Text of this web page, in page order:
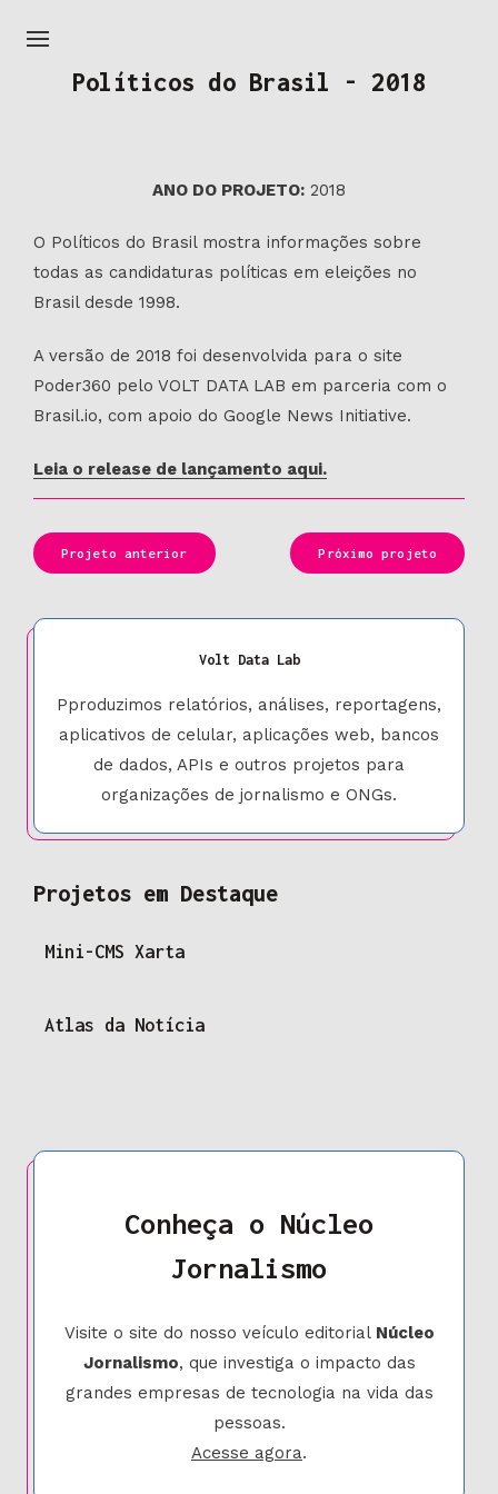
Políticos do Brasil - 2018
ANO DO PROJETO: 2018
O Políticos do Brasil mostra informações sobre
todas as candidaturas políticas em eleições no
Brasil desde 1998.
A versão de 2018 foi desenvolvida para o site
Poder360 pelo VOLT DATA LAB em parceria com o
Brasil.io, com apoio do Google News Initiative.
Leia o release de lançamento aqui.
Projeto anterior Próximo projeto
Volt Data Lab
Pproduzimos relatórios, análises, reportagens,
aplicativos de celular, aplicações web, bancos
de dados, APIs e outros projetos para
organizações de jornalismo e ONGs.
Projetos em Destaque
Mini-CMS Xarta
Atlas da Notícia
Conheça o Núcleo
Jornalismo
Visite o site do nosso veículo editorial Núcleo
Jornalismo, que investiga o impacto das
grandes empresas de tecnologia na vida das
pessoas.
Acesse agora.